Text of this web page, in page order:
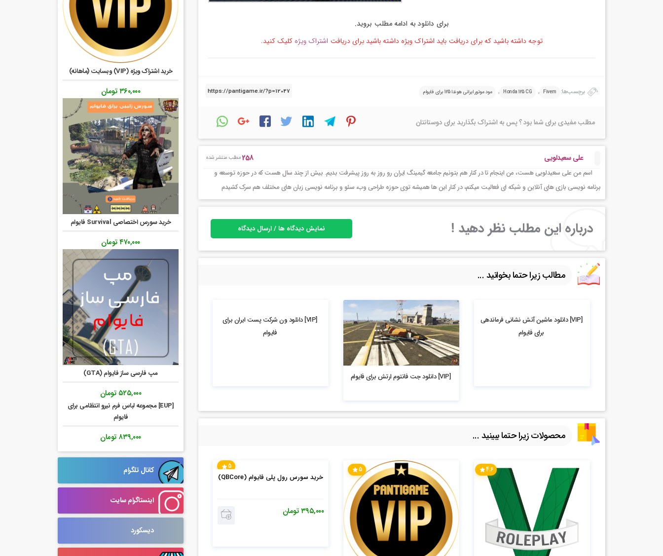
برای دانلود به ادامه مطلب بروید.
توجه داشته باشید که برای دریافت باید اشتراک ویژه داشته باشید برای دریافت اشتراک ویژه کلیک کنید.
برچسب‌ها: Fivem
,
Honda 125 CG
, مود موتور ایرانی هوندا 125 برای فایوام
مطلب مفیدی برای شما بود ؟ پس به اشتراک بگذارید برای دوستانتان
علی سعیدلویی 258مطلب منتشر شده
اسم من علی سعیدلویی هست، من اینجام تا در کنار هم بتونیم جامعه گیمینگ ایران رو روز به روز پیشرفت بدیم. بیش از چند سال هست که در حوزه توسعه و
برنامه نویسی بازی های آنلاین و شبکه ای فعالیت میکنم، در کنار این ها همیشه توی حوزه طراحی وب، سئو و برنامه نویسی زبان های مختلف هم سرک کشیدم
درباره این مطلب نظر دهید ! نمایش دیدگاه ها / ارسال دیدگاه
مطالب زیرا حتما بخوانید ...
2.37k بازدید
[VIP] دانلود ماشین آتش نشانی فرماندهی
برای فایوام
5.13k بازدید[VIP] دانلود جت فانتوم ارتش برای فایوام
4.77k بازدید
[VIP] دانلود ون شرکت پست ایران برای
فایوام
محصولات زیرا حتما ببینید ...
4.6
5
5
خرید سورس رول پلی فایوام (QBCore)
۳۹۵,۰۰۰ تومان
خرید اشتراک ویژه (VIP) وبسایت (ماهانه)
۳۶۰,۰۰۰تومان
خرید سورس اختصاصی Survival فایوام
۴۷۰,۰۰۰تومان
مپ فارسی ساز فایوام (GTA)
۵۲۵,۰۰۰ تومان
[EUP] مجموعه لباس فرم نیرو انتظامی برای
فایوام
۸۳۹,۰۰۰ تومان
کانال تلگرام
اینستاگرام سایت
دیسکورد